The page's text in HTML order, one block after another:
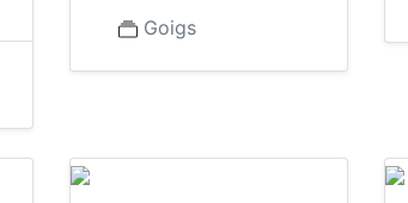
Goigs